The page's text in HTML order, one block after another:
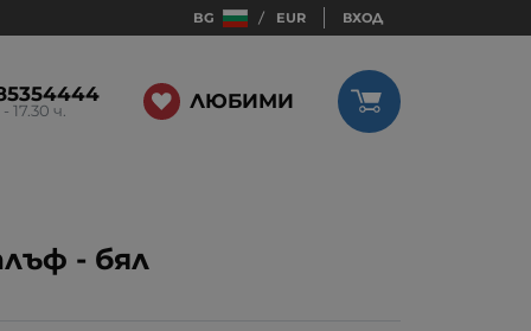
BG EUR ВХОД
17.30 ч. ЛЮБИМИ
- бял